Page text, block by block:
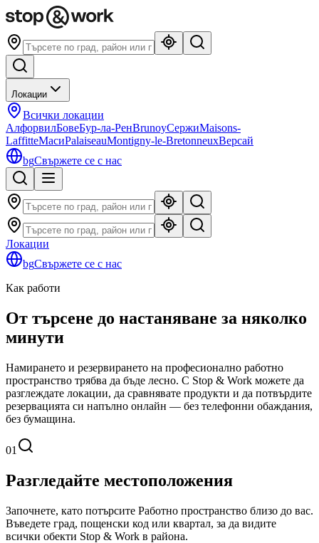
Локации
Всички локации
АлфорвилБовеБур-ла-РенBrunoyСержиMaisons-
LaffitteМасиPalaiseauMontigny-le-BretonneuxВерсай
bgСвържете се с нас
Локации
bgСвържете се с нас
Как работи
От търсене до настаняване за няколко
минути
Намирането и резервирането на професионално работно
пространство трябва да бъде лесно. С Stop & Work можете да
разглеждате локации, да сравнявате продукти и да потвърдите
резервацията си напълно онлайн — без телефонни обаждания,
без бумащина.
01
Разгледайте местоположения
Започнете, като потърсите Работно пространство близо до вас.
Въведете град, пощенски код или квартал, за да видите
всички обекти Stop & Work в района.